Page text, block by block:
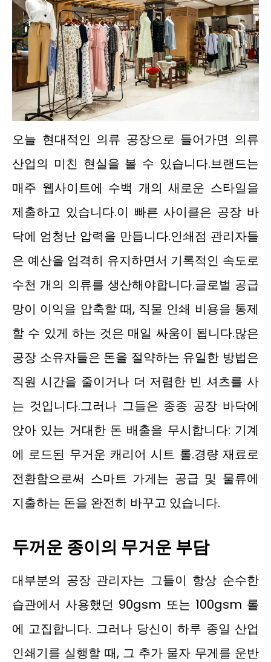
오늘 현대적인 의류 공장으로 들어가면 의류
산업의 미친 현실을 볼 수 있습니다.브랜드는
매주 웹사이트에 수백 개의 새로운 스타일을
제출하고 있습니다.이 빠른 사이클은 공장 바
닥에 엄청난 압력을 만듭니다.인쇄점 관리자들
은 예산을 엄격히 유지하면서 기록적인 속도로
수천 개의 의류를 생산해야합니다.글로벌 공급
망이 이익을 압축할 때, 직물 인쇄 비용을 통제
할 수 있게 하는 것은 매일 싸움이 됩니다.많은
공장 소유자들은 돈을 절약하는 유일한 방법은
직원 시간을 줄이거나 더 저렴한 빈 셔츠를 사
는 것입니다.그러나 그들은 종종 공장 바닥에
앉아 있는 거대한 돈 배출을 무시합니다: 기계
에 로드된 무거운 캐리어 시트 롤.경량 재료로
전환함으로써 스마트 가게는 공급 및 물류에
지출하는 돈을 완전히 바꾸고 있습니다.
두꺼운 종이의 무거운 부담
대부분의 공장 관리자는 그들이 항상 순수한
습관에서 사용했던 90gsm 또는 100gsm 롤
에 고집합니다. 그러나 당신이 하루 종일 산업
인쇄기를 실행할 때, 그 추가 물자 무게를 운반